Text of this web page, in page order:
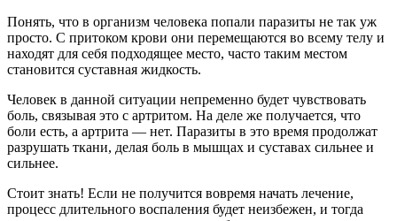
Понять, что в организм человека попали паразиты не так уж
просто. С притоком крови они перемещаются во всему телу и
находят для себя подходящее место, часто таким местом
становится суставная жидкость.
Человек в данной ситуации непременно будет чувствовать
боль, связывая это с артритом. На деле же получается, что
боли есть, а артрита — нет. Паразиты в это время продолжат
разрушать ткани, делая боль в мышцах и суставах сильнее и
сильнее.
Стоит знать! Если не получится вовремя начать лечение,
процесс длительного воспаления будет неизбежен, и тогда